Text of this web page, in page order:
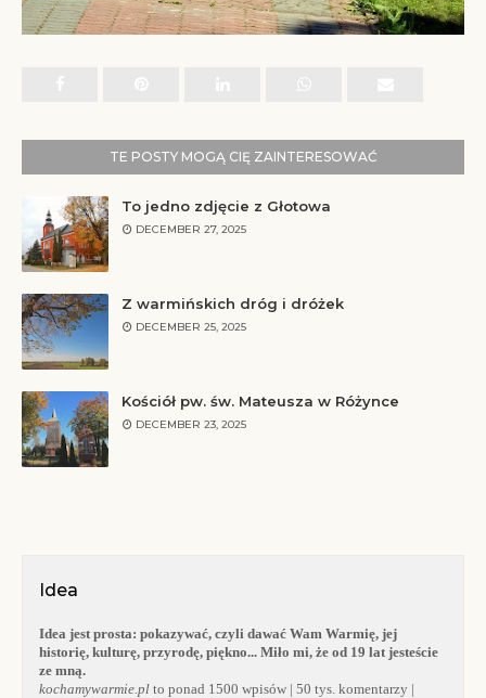
TE POSTY MOGĄ CIĘ ZAINTERESOWAĆ
To jedno zdjęcie z Głotowa
DECEMBER 27, 2025
Z warmińskich dróg i dróżek
DECEMBER 25, 2025
Kościół pw. św. Mateusza w Różynce
DECEMBER 23, 2025
Idea
Idea jest prosta: pokazywać, czyli dawać Wam Warmię, jej
historię, kulturę, przyrodę, piękno... Miło mi, że od 19 lat jesteście
ze mną.
kochamywarmie.pl to ponad 1500 wpisów | 50 tys. komentarzy |